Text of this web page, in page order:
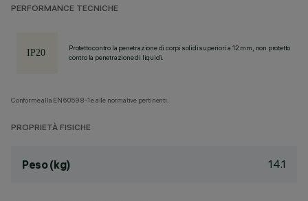
PERFORMANCE TECNICHE
Protetto contro la penetrazione di corpi solidi superiori a 12 mm, non protetto
contro la penetrazione di liquidi.
Conforme alla EN60598-1 e alle normative pertinenti.
PROPRIETÀ FISICHE
Peso (kg) 14.1